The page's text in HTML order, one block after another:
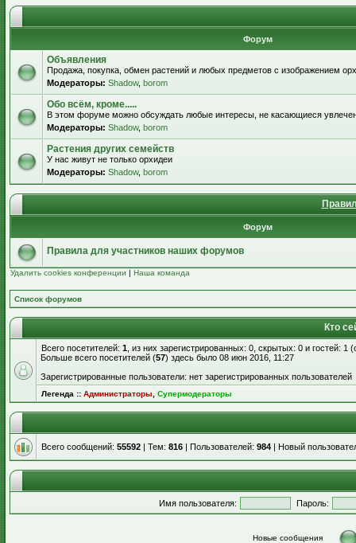
Форум
Объявления
Продажа, покупка, обмен растений и любых предметов с изображением
Модераторы: Shadow, borom
Обо всём, кроме.....
В этом форуме можно обсуждать любые интересы, не касающиеся
Модераторы: Shadow, borom
Растения других семейств
У нас живут не только орхидеи
Модераторы: Shadow, borom
Форум
Правила для участников наших форумов
Удалить cookies конференции | Наша команда
Список форумов
Кто
Всего посетителей: 1 , из них зарегистрированных: 0, скрытых: 0 и гостей:
Больше всего посетителей (57) здесь было 08 июн 2016, 11:27
Зарегистрированные пользователи: нет зарегистрированных пользователей
Легенда :: Администраторы Супермодераторы
Всего сообщений: 55592 | Тем: 816 | Пользователей: 984 | Новый
Имя пользователя: Пароль:
Новые сообщения